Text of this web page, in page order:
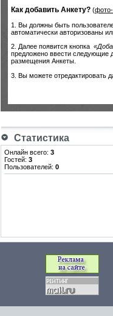
Как добавить Анкету? (фото-
1. Вы должны быть
автоматически авторизованы
2. Далее появится кнопка
предложено ввести следующие
размещения Анкеты.
3. Вы можете отредактировать
Статистика
Онлайн всего: 3
Гостей: 3
Пользователей: 0